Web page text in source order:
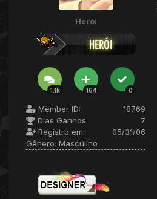
Herói
1.1k 164 0
Member ID:
18769
Dias Ganhos:
7
Registro em:
05/31/06
Gênero: Masculino